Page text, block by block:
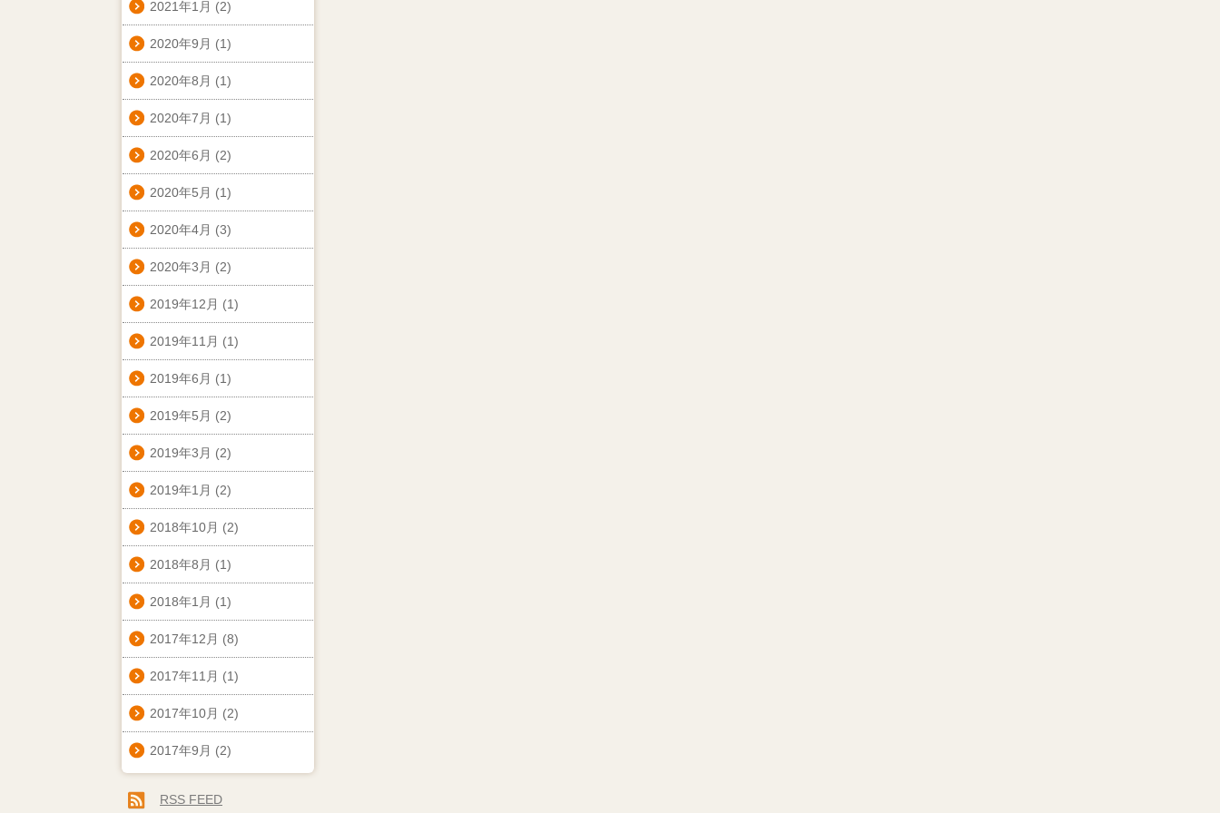
2021年1月 (2)
2020年9月 (1)
2020年8月 (1)
2020年7月 (1)
2020年6月 (2)
2020年5月 (1)
2020年4月 (3)
2020年3月 (2)
2019年12月 (1)
2019年11月 (1)
2019年6月 (1)
2019年5月 (2)
2019年3月 (2)
2019年1月 (2)
2018年10月 (2)
2018年8月 (1)
2018年1月 (1)
2017年12月 (8)
2017年11月 (1)
2017年10月 (2)
2017年9月 (2)
RSS FEED